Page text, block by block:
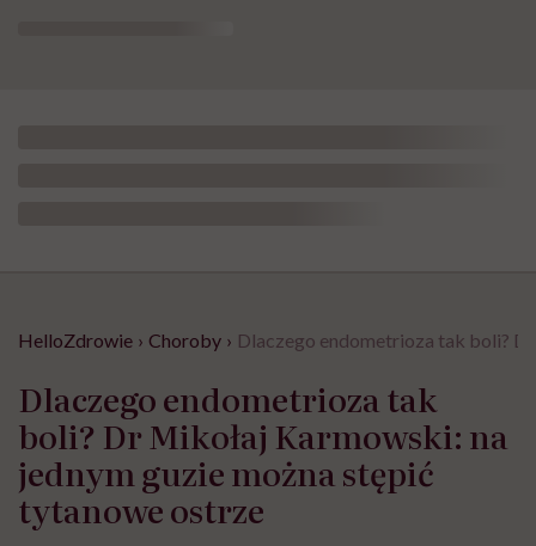
HelloZdrowie › Choroby › Dlaczego endometrioza tak boli?
Dlaczego endometrioza tak
boli? Dr Mikołaj Karmowski: na
jednym guzie można stępić
tytanowe ostrze